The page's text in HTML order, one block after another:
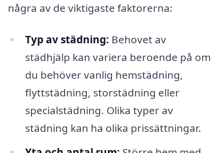
några av de viktigaste faktorerna:
Typ av städning: Behovet av
städhjälp kan variera beroende på om
du behöver vanlig hemstädning,
flyttstädning, storstädning eller
specialstädning. Olika typer av
städning kan ha olika prissättningar.